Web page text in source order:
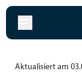
Zum
springen
Aktualisiert am